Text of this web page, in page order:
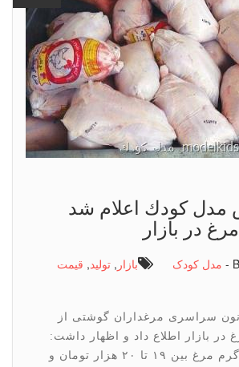
كودك اعلام شد
بازار
بازار ,تولید,قیمت
مرغداران گوشتی از
اطلاع داد و اظهار داشت:
قیمت هر کیلوگرم مرغ بین ۱۹ تا ۲۰ هزار تومان و